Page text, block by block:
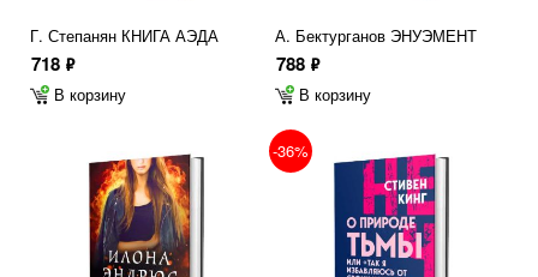
Г. Степанян КНИГА АЭДА
718 ф
В корзину
А. Бектурганов ЭНУЭМЕНТ
788 ф
В корзину
-36%